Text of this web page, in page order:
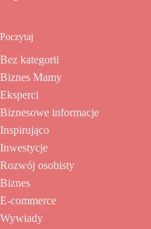
Poczytaj
Bez kategorii
Biznes Mamy
Eksperci
Biznesowe informacje
Inspirująco
Inwestycje
Rozwój osobisty
Biznes
E-commerce
Wywiady